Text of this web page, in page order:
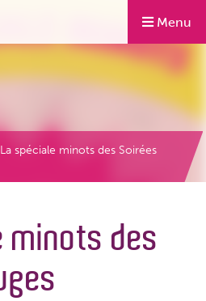
Menu
La spéciale minots des Soirées
minots des